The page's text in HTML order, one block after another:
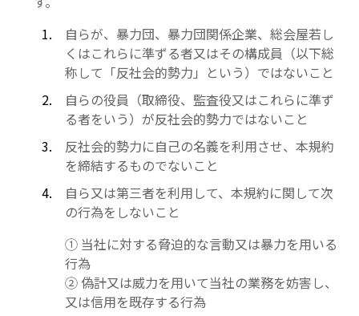
自らが、暴力団、暴力団関係企業、総会屋若し
くはこれらに準ずる者又はその構成員（以下総
称して「反社会的勢力」という）ではないこと
自らの役員（取締役、監査役又はこれらに準ず
る者をいう）が反社会的勢力ではないこと
反社会的勢力に自己の名義を利用させ、本規約
を締結するものでないこと
自ら又は第三者を利用して、本規約に関して次
の行為をしないこと
① 当社に対する脅迫的な言動又は暴力を用いる
行為
② 偽計又は威力を用いて当社の業務を妨害し、
又は信用を既存する行為